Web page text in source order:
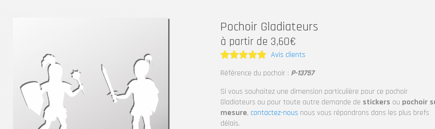
Pochoir Gladiateurs
à partir de 3,60€
Note 5
Avis clients
Référence du pochoir : P-13757
Si vous souhaitez une dimension particulière pour ce pochoir
Gladiateurs ou pour toute autre demande de stickers ou pochoir
mesure, contactez-nous nous vous répondrons dans les plus brefs
délais.